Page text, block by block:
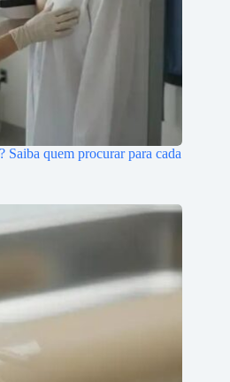
Saiba quem procurar para cada